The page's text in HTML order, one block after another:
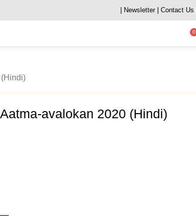
| Newsletter | Contact Us
0
avalokan 2020 (Hindi)